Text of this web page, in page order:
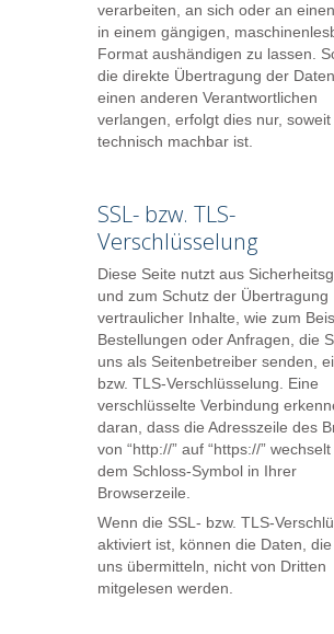
verarbeiten, an sich oder an
in einem gängigen,
Format aushändigen zu lassen.
die direkte Übertragung der
einen anderen Verantwortlichen
verlangen, erfolgt dies nur, soweit
technisch machbar ist.
SSL- bzw. TLS-
Verschlüsselung
Diese Seite nutzt aus
und zum Schutz der Übertragung
vertraulicher Inhalte, wie zum
Bestellungen oder Anfragen, die
uns als Seitenbetreiber senden,
bzw. TLS-Verschlüsselung. Eine
verschlüsselte Verbindung
daran, dass die Adresszeile des
von “http://” auf “https://”
dem Schloss-Symbol in Ihrer
Browserzeile.
Wenn die SSL- bzw. TLS-
aktiviert ist, können die Daten,
uns übermitteln, nicht von Dritten
mitgelesen werden.